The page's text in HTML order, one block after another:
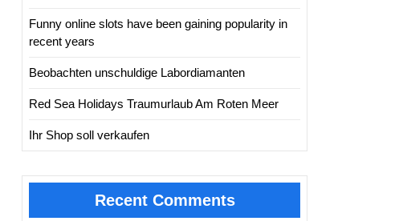
Funny online slots have been gaining popularity in
recent years
Beobachten unschuldige Labordiamanten
Red Sea Holidays Traumurlaub Am Roten Meer
Ihr Shop soll verkaufen
Recent Comments